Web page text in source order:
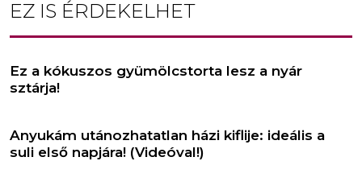
EZ IS ÉRDEKELHET
Ez a kókuszos gyümölcstorta lesz a nyár
sztárja!
Anyukám utánozhatatlan házi kiflije: ideális a
suli első napjára! (Videóval!)